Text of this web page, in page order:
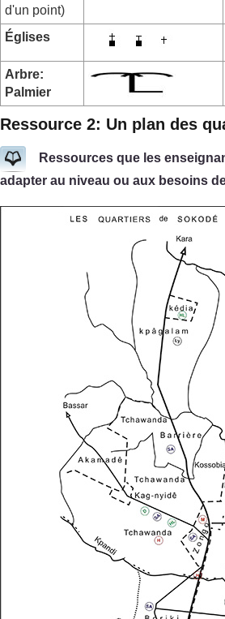
d'un point)
Églises
Arbre:
Palmier
Ressource 2: Un plan des
Ressources que les
adapter au niveau ou aux besoins